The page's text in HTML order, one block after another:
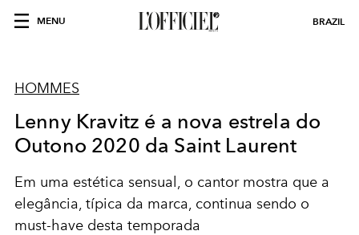
MENU BRAZIL
HOMMES
Lenny Kravitz é a nova estrela do
Outono 2020 da Saint Laurent
Em uma estética sensual, o cantor mostra que a
elegância, típica da marca, continua sendo o
must-have desta temporada